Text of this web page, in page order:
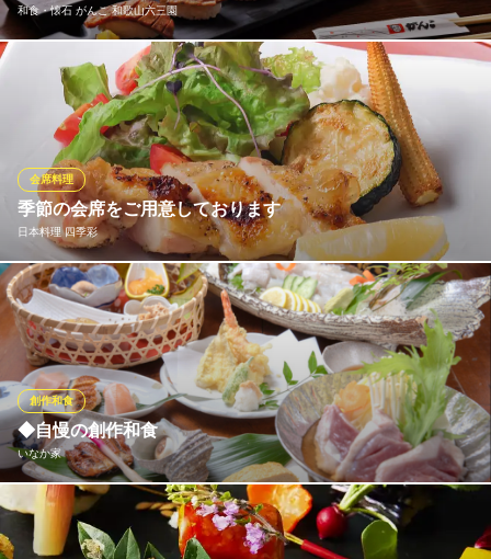
四季の味 ちひろ
老舗で味わう旬の会席
ＪＲ和歌山駅 徒歩8分
和歌山県和歌山市吉田801
和食・懐石 がんこ 和歌山六三園
厳選した本まぐろを使用し、旨味・食感・鮮度にこだわった極上
の寿司を提供。熟練の職人が丁寧に仕上げる逸品は、濃厚な赤身
ととろける大トロの絶妙なバランス。上質な空間で、本物の味を
堪能。がんこで至福のひとときをお過ごしください。
和食・懐石 がんこ 和歌山六三園
懐石・和食
ＪＲ阪和線和歌山駅西口 車20分
和歌山県和歌山市堀止西1-3-22
季節の会席をご用意しております
日本料理 四季彩
会席料理
地元紀州のさまざまな旬の味覚をふんだんに盛り込んだ季節の会
席をご用意しております。 日本料理の手法で一品一品丁寧に仕上
げられ彩りも豊かな和会席は、あらたまったお席にもご利用いた
だけます。また、ご昼食には気軽に楽しめる会席もございます。
ランチ会などにもぜひどうぞ。
日本料理 四季彩
日本料理 会席
ＪＲきのくに線海南駅 バス15分
和歌山県和歌山市毛見1517
◆自慢の創作和食
いなか家
創作和食
和歌山県産のお魚を中心に、季節の旬を大切にしております。 見
た目にもこだわった逸品揃いとなっております◎